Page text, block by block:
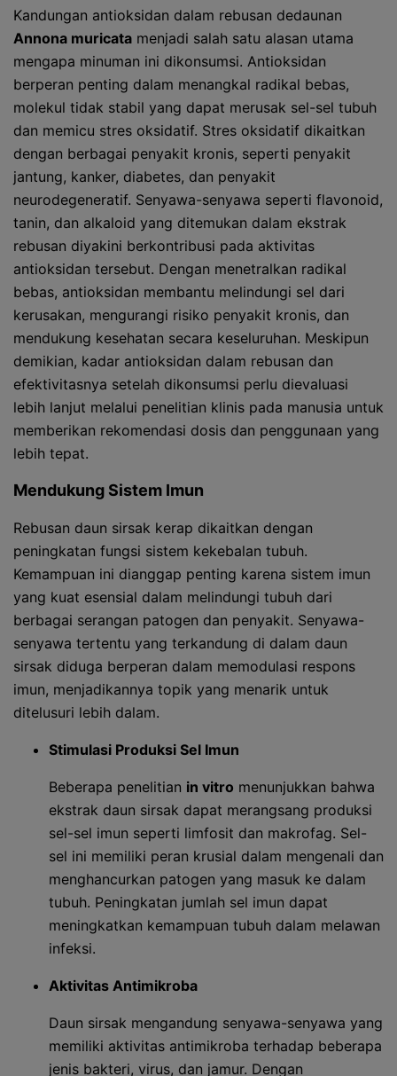
Kandungan antioksidan dalam rebusan dedaunan
Annona muricata menjadi salah satu alasan utama
mengapa minuman ini dikonsumsi. Antioksidan
berperan penting dalam menangkal radikal bebas,
molekul tidak stabil yang dapat merusak sel-sel tubuh
dan memicu stres oksidatif. Stres oksidatif dikaitkan
dengan berbagai penyakit kronis, seperti penyakit
jantung, kanker, diabetes, dan penyakit
neurodegeneratif. Senyawa-senyawa seperti flavonoid,
tanin, dan alkaloid yang ditemukan dalam ekstrak
rebusan diyakini berkontribusi pada aktivitas
antioksidan tersebut. Dengan menetralkan radikal
bebas, antioksidan membantu melindungi sel dari
kerusakan, mengurangi risiko penyakit kronis, dan
mendukung kesehatan secara keseluruhan. Meskipun
demikian, kadar antioksidan dalam rebusan dan
efektivitasnya setelah dikonsumsi perlu dievaluasi
lebih lanjut melalui penelitian klinis pada manusia untuk
memberikan rekomendasi dosis dan penggunaan yang
lebih tepat.
Mendukung Sistem Imun
Rebusan daun sirsak kerap dikaitkan dengan
peningkatan fungsi sistem kekebalan tubuh.
Kemampuan ini dianggap penting karena sistem imun
yang kuat esensial dalam melindungi tubuh dari
berbagai serangan patogen dan penyakit. Senyawa-
senyawa tertentu yang terkandung di dalam daun
sirsak diduga berperan dalam memodulasi respons
imun, menjadikannya topik yang menarik untuk
ditelusuri lebih dalam.
Stimulasi Produksi Sel Imun
Beberapa penelitian in vitro menunjukkan bahwa
ekstrak daun sirsak dapat merangsang produksi
sel-sel imun seperti limfosit dan makrofag. Sel-
sel ini memiliki peran krusial dalam mengenali dan
menghancurkan patogen yang masuk ke dalam
tubuh. Peningkatan jumlah sel imun dapat
meningkatkan kemampuan tubuh dalam melawan
infeksi.
Aktivitas Antimikroba
Daun sirsak mengandung senyawa-senyawa yang
memiliki aktivitas antimikroba terhadap beberapa
jenis bakteri, virus, dan jamur. Dengan